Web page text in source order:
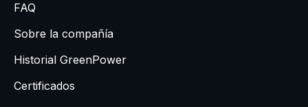
FAQ
Sobre la compañía
Historial GreenPower
Certificados